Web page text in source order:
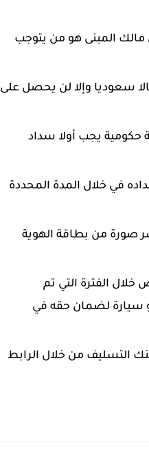
مالك المبنى هو من يتوجب
يقل دخل المتقدم للحصول على القرض الثاني عن ٢٠٠٠ ريالا سعوديا وإلا لن يحصل على
حكومية يجب أولا سداد
في خلال المدة المحددة
صورة من بطاقة الهوية
خلال الفترة التي تم
سيارة لضمان حقه في
التسليف من خلال الرابط